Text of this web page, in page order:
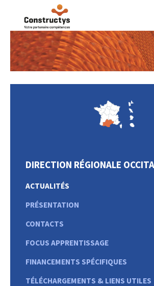
DIRECTION RÉGIONALE
ACTUALITÉS
PRÉSENTATION
CONTACTS
FOCUS APPRENTISSAGE
FINANCEMENTS SPÉCIFIQUES
TÉLÉCHARGEMENTS & LIENS UTILES